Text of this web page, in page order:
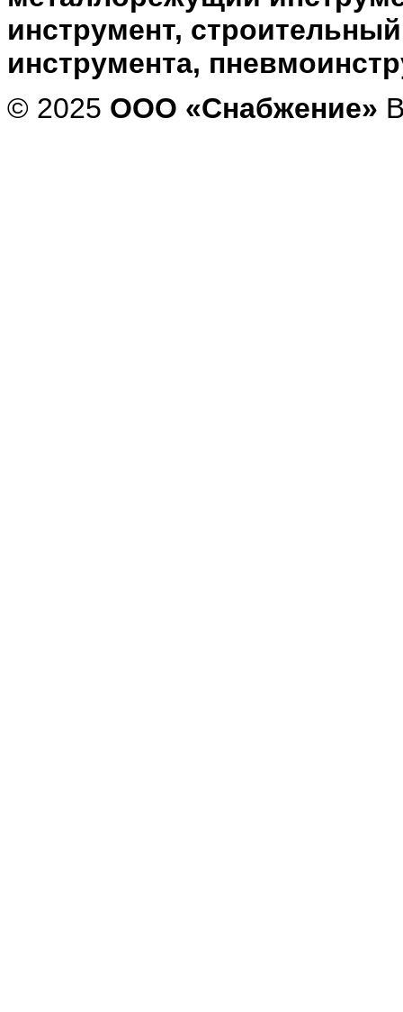
инструмент,
инструмента,
© 2025 ООО «Снабжение»